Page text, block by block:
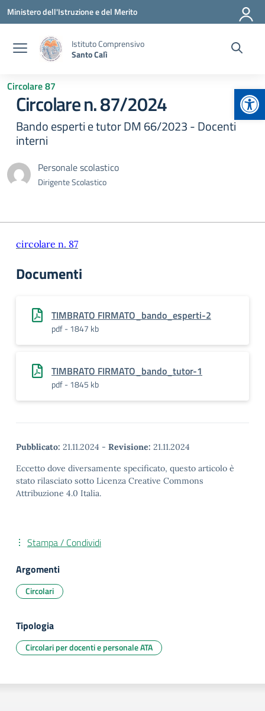
Vai ai contenuti
Vai al menu di navigazione
Vai al footer
Ministero dell'Istruzione e del Merito
Istituto Comprensivo
Santo Calì
Circolare 87
Circolare n. 87/2024
Bando esperti e tutor DM 66/2023 - Docenti
interni
Personale scolastico
Dirigente Scolastico
circolare n. 87
Documenti
TIMBRATO FIRMATO_bando_esperti-2
pdf - 1847 kb
TIMBRATO FIRMATO_bando_tutor-1
pdf - 1845 kb
Pubblicato: 21.11.2024 - Revisione: 21.11.2024
Eccetto dove diversamente specificato, questo articolo è
stato rilasciato sotto Licenza Creative Commons
Attribuzione 4.0 Italia.
Stampa / Condividi
Argomenti
Circolari
Tipologia
Circolari per docenti e personale ATA